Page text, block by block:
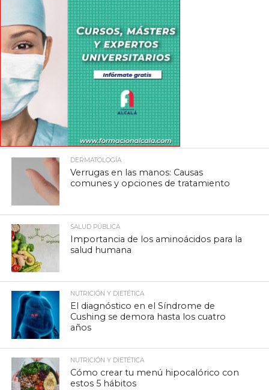
DERMATOLOGÍA
Verrugas en las manos: Causas
comunes y opciones de tratamiento
SALUD PÚBLICA
Importancia de los aminoácidos para la
salud humana
NUTRICIÓN Y DIETÉTICA
El diagnóstico en el Síndrome de
Cushing se demora hasta los cuatro
años
NUTRICIÓN Y DIETÉTICA
Cómo crear tu menú hipocalórico con
estos 5 hábitos